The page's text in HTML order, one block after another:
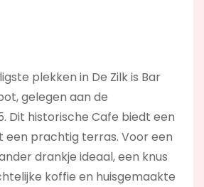
plekken in De Zilk is Bar
gelegen aan de
Dit historische Cafe biedt een
prachtig terras. Voor een
drankje ideaal, een knus
koffie en huisgemaakte